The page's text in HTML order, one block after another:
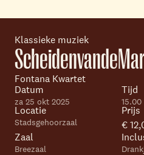
Skip
Klassieke muziek
Fontana Kwartet
Datum
za 25 okt 2025
Tijd
15.00
Locatie
Stadsgehoorzaal
Prijs
€
Zaal
Breezaal